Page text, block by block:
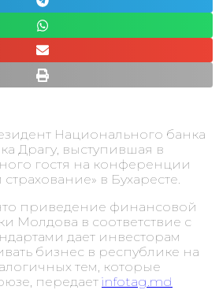
Национального банка
Драгу, выступившая в
гостя на конференции
в Бухаресте.
приведение финансовой
Молдова в соответствие с
дает инвесторам
бизнес в республике на
тем, которые
передает infotag.md